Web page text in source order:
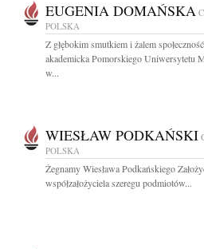
EUGENIA DOMAŃSKA
POLSKA
Z głębokim smutkiem i żalem społeczność
akademicka Pomorskiego Uniwersytetu
w...
WIESŁAW PODKAŃSKI
POLSKA
Żegnamy Wiesława Podkańskiego
współzałożyciela szeregu podmiotów...